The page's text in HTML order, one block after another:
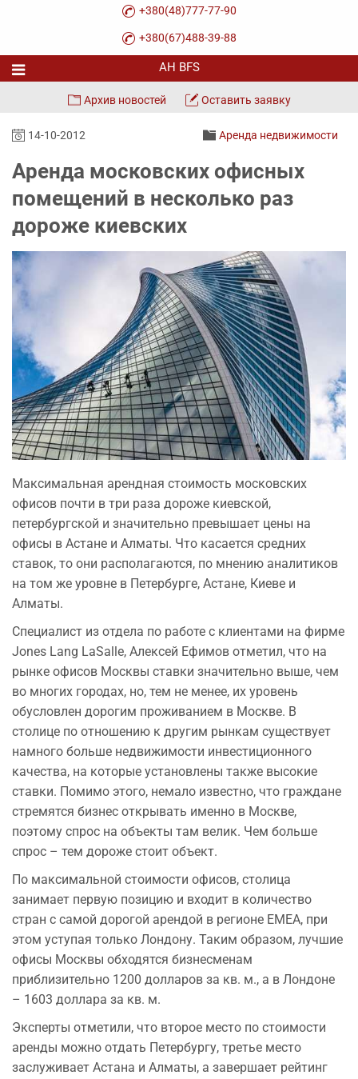
+380(48)777-77-90
+380(67)488-39-88
Архив новостей Оставить заявку
14-10-2012 Аренда недвижимости
Аренда московских офисных
помещений в несколько раз
дороже киевских
Максимальная арендная стоимость московских
офисов почти в три раза дороже киевской,
петербургской и значительно превышает цены на
офисы в Астане и Алматы. Что касается средних
ставок, то они располагаются, по мнению аналитиков
на том же уровне в Петербурге, Астане, Киеве и
Алматы.
Специалист из отдела по работе с клиентами на фирме
Jones Lang LaSalle, Алексей Ефимов отметил, что на
рынке офисов Москвы ставки значительно выше, чем
во многих городах, но, тем не менее, их уровень
обусловлен дорогим проживанием в Москве. В
столице по отношению к другим рынкам существует
намного больше недвижимости инвестиционного
качества, на которые установлены также высокие
ставки. Помимо этого, немало известно, что граждане
стремятся бизнес открывать именно в Москве,
поэтому спрос на объекты там велик. Чем больше
спрос – тем дороже стоит объект.
По максимальной стоимости офисов, столица
занимает первую позицию и входит в количество
стран с самой дорогой арендой в регионе ЕМЕА, при
этом уступая только Лондону. Таким образом, лучшие
офисы Москвы обходятся бизнесменам
приблизительно 1200 долларов за кв. м., а в Лондоне
– 1603 доллара за кв. м.
Эксперты отметили, что второе место по стоимости
аренды можно отдать Петербургу, третье место
заслуживает Астана и Алматы, а завершает рейтинг